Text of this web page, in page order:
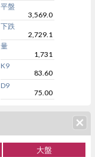
平盤
3,569.0
下跌
2,729.1
量
1,731
K9
83.60
D9
75.00
大盤